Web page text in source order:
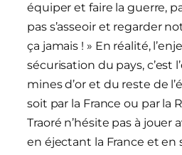
équiper et faire la guerre,
pas s’asseoir et regarder
ça jamais ! » En réalité,
sécurisation du pays, c’est
mines d’or et du reste de
soit par la France ou par la
Traoré n’hésite pas à jouer
en éjectant la France et en